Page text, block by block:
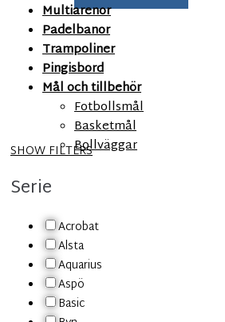
Multiarenor
Padelbanor
Trampoliner
Pingisbord
Mål och tillbehör
Fotbollsmål
Basketmål
Bollväggar
SHOW FILTERS
Serie
Acrobat
Alsta
Aquarius
Aspö
Basic